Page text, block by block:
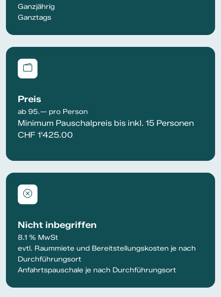
Ganzjährig
Ganztags
Preis
ab 95.— pro Person
Minimum Pauschalpreis bis inkl. 15 Personen
CHF 1'425.00
Nicht inbegriffen
8.1 % MwSt
evtl. Raummiete und Bereitstellungskosten je nach
Durchführungsort
Anfahrtspauschale je nach Durchführungsort